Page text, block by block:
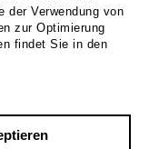
der Verwendung von
zur Optimierung
findet Sie in den